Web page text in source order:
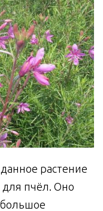
растение
пчёл. Оно
большое